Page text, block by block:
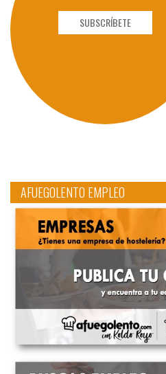
SUBSCRÍBETE
AFUEGOLENTO EMPLEO